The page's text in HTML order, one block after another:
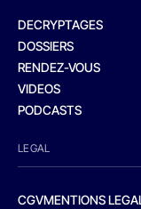
DECRYPTAGES
DOSSIERS
RENDEZ-VOUS
VIDEOS
PODCASTS
LEGAL
CGVMENTIONS